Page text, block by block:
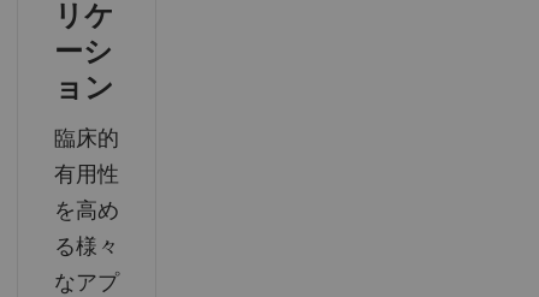
リケ
ーシ
ョン
臨床的
有用性
を高め
る様々
なアプ